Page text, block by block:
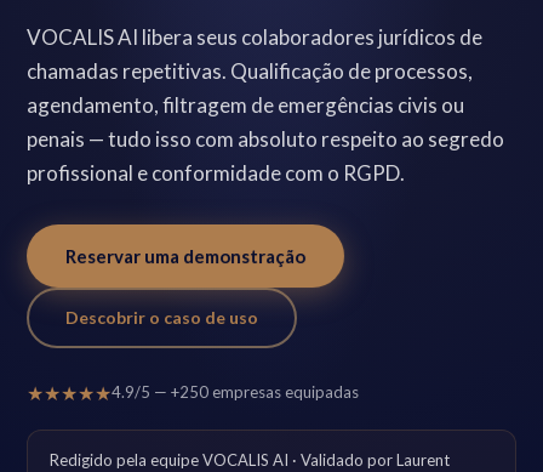
VOCALIS AI libera seus colaboradores jurídicos de
chamadas repetitivas. Qualificação de processos,
agendamento, filtragem de emergências civis ou
penais — tudo isso com absoluto respeito ao segredo
profissional e conformidade com o RGPD.
Reservar uma demonstração
Descobrir o caso de uso
★★★★★4.9/5 — +250 empresas equipadas
Redigido pela equipe VOCALIS AI · Validado por Laurent